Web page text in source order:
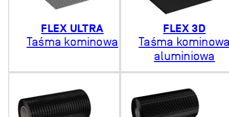
FLEX ULTRA
Taśma kominowa
FLEX 3D
Taśma
aluminiowa